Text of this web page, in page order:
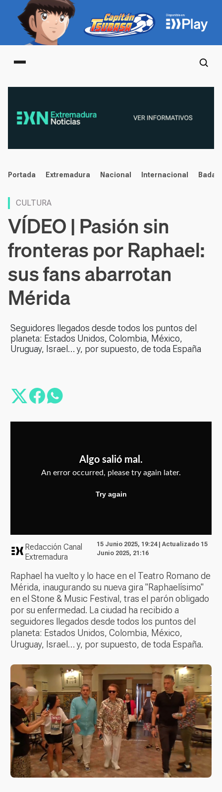
Main menu
noticias
Portada Extremadura Nacional Internacional
CULTURA
VÍDEO | Pasión sin
fronteras por Raphael:
sus fans abarrotan
Mérida
Seguidores llegados desde todos los puntos del
planeta: Estados Unidos, Colombia, México,
Uruguay, Israel… y, por supuesto, de toda España
Redacción Canal
Extremadura
15 Junio 2025, 19:24 | Actualizado 15
Junio 2025, 21:16
Raphael ha vuelto y lo hace en el Teatro Romano de
Mérida, inaugurando su nueva gira "Raphaelísimo"
en el Stone & Music Festival, tras el parón obligado
por su enfermedad. La ciudad ha recibido a
seguidores llegados desde todos los puntos del
planeta: Estados Unidos, Colombia, México,
Uruguay, Israel… y, por supuesto, de toda España.